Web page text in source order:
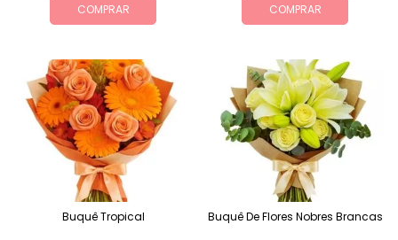
COMPRAR COMPRAR
Buquê Tropical Buquê De Flores Nobres Brancas